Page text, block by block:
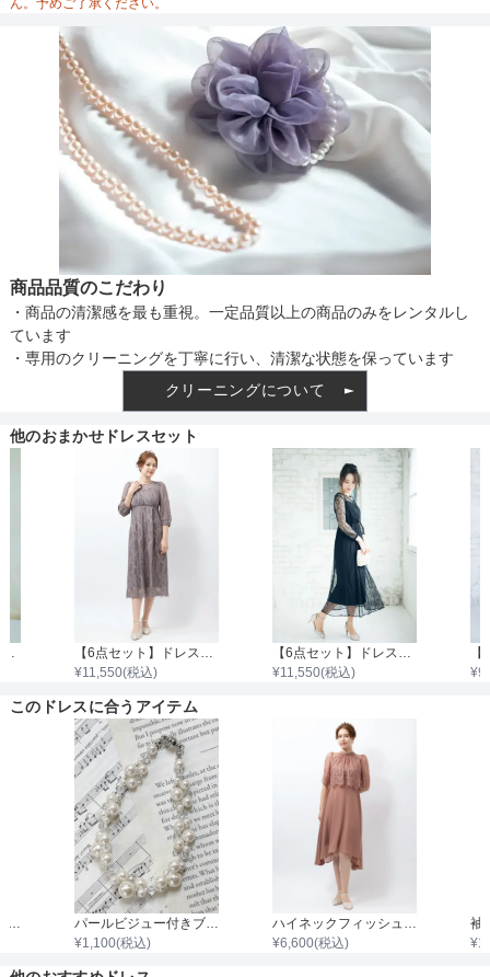
ん。予めご了承ください。
商品品質のこだわり
・商品の清潔感を最も重視。一定品質以上の商品のみをレンタルし
ています
・専用のクリーニングを丁寧に行い、清潔な状態を保っています
クリーニングについて
他のおまかせドレスセット
¥11,550(税込)
¥11,550(税込) ¥
このドレスに合うアイテム
パールビジュー付きブレスレット
¥1,100(税込)
¥6,600(税込) ¥